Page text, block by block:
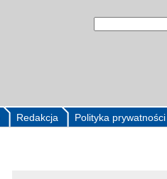
Polityka prywatności
Redakcja